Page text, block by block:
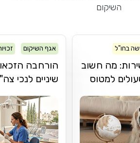
השיקום
בחו"ל
מה חשוב
למטוס
אגף השיקום
הורחבה
שיניים לנכי